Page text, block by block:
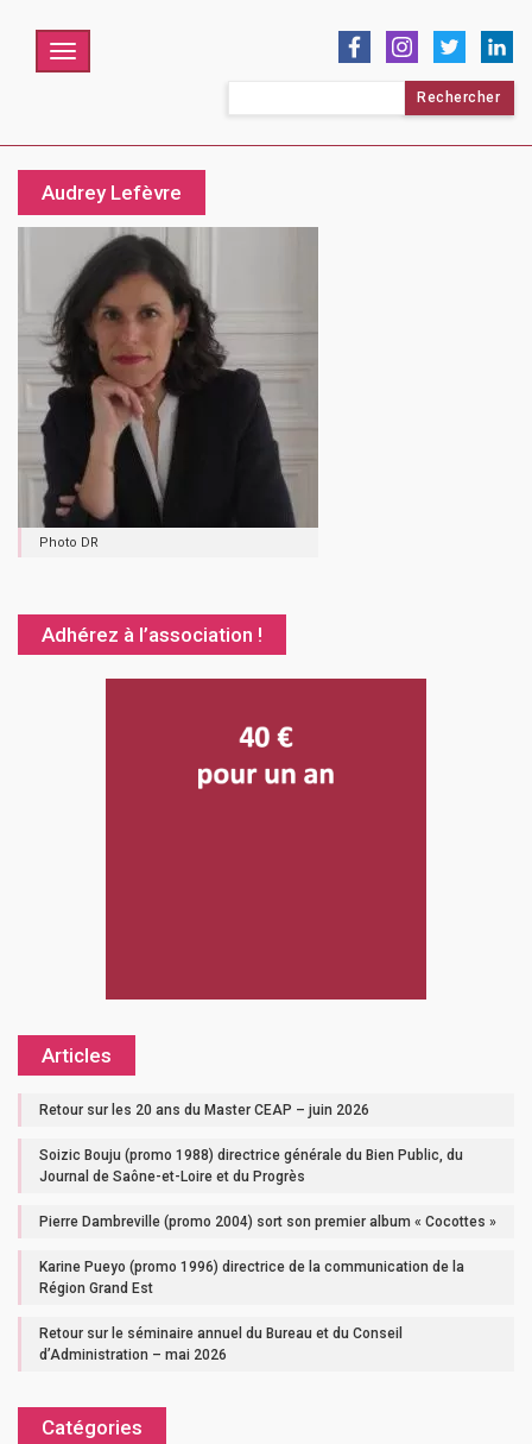
Menu
Audrey Lefèvre
Photo DR
Adhérez à l’association !
Articles
Retour sur les 20 ans du Master CEAP – juin 2026
Soizic Bouju (promo 1988) directrice générale du Bien Public, du
Journal de Saône-et-Loire et du Progrès
Pierre Dambreville (promo 2004) sort son premier album « Cocottes »
Karine Pueyo (promo 1996) directrice de la communication de la
Région Grand Est
Retour sur le séminaire annuel du Bureau et du Conseil
d’Administration – mai 2026
Catégories